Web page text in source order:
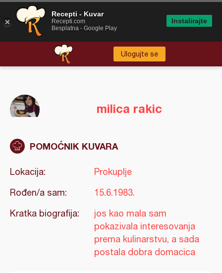
Ulogujte se
milica rakic
POMOĆNIK KUVARA
Lokacija:
Prokuplje
Rođen/a sam:
15.6.1983.
Kratka biografija:
jos kao mala sam
pokazivala interesovanja
prema kulinarstvu, a sada
postala dobra domacica
Recepti - Kuvar
Recepti.com
Besplatna - Google Play
Instalirajte